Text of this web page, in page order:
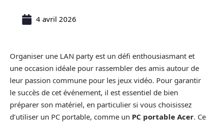
4 avril 2026
Organiser une LAN party est un défi enthousiasmant et
une occasion idéale pour rassembler des amis autour de
leur passion commune pour les jeux vidéo. Pour garantir
le succès de cet événement, il est essentiel de bien
préparer son matériel, en particulier si vous choisissez
d’utiliser un PC portable, comme un PC portable Acer. Ce